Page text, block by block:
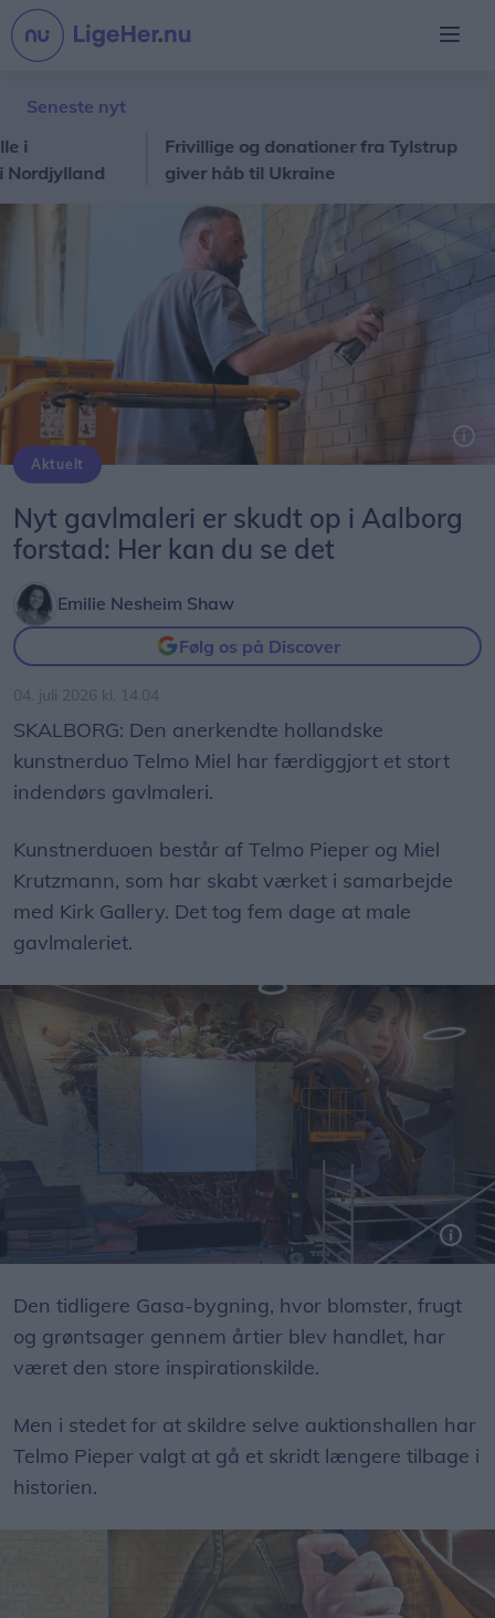
Seneste nyt
Frivillige og donationer fra Tylstrup
giver håb til Ukraine
Aktuelt
Nyt gavlmaleri er skudt op i Aalborg
forstad: Her kan du se det
Emilie Nesheim Shaw
Følg os på Discover
04. juli 2026 kl. 14.04
SKALBORG: Den anerkendte hollandske
kunstnerduo Telmo Miel har færdiggjort et stort
indendørs gavlmaleri.
Kunstnerduoen består af Telmo Pieper og Miel
Krutzmann, som har skabt værket i samarbejde
med Kirk Gallery. Det tog fem dage at male
gavlmaleriet.
Den tidligere Gasa-bygning, hvor blomster, frugt
og grøntsager gennem årtier blev handlet, har
været den store inspirationskilde.
Men i stedet for at skildre selve auktionshallen har
Telmo Pieper valgt at gå et skridt længere tilbage i
historien.